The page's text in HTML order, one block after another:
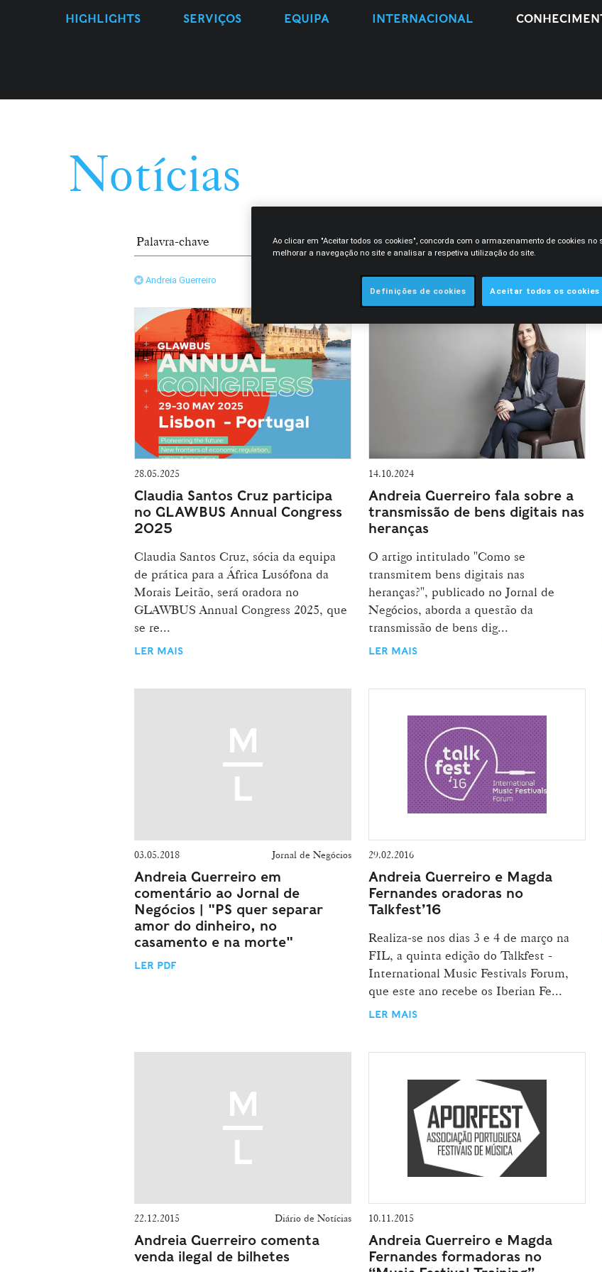
HIGHLIGHTS SERVIÇOS EQUIPA INTERNACIONAL
Notícias
TIPO SERVIÇOS EQUIPA ANO
Andreia Guerreiro
28.05.2025
Claudia Santos Cruz participa
no GLAWBUS Annual Congress
2025
Claudia Santos Cruz, sócia da equipa
de prática para a África Lusófona da
Morais Leitão, será oradora no
GLAWBUS Annual Congress 2025, que
se re...
LER MAIS
14.10.2024
Andreia Guerreiro fala sobre a
transmissão de bens digitais nas
heranças
O artigo intitulado "Como se
transmitem bens digitais nas
heranças?", publicado no Jornal de
Negócios, aborda a questão da
transmissão de bens dig...
LER MAIS
03.05.2018 Jornal de Negócios
Andreia Guerreiro em
comentário ao Jornal de
Negócios | "PS quer separar
amor do dinheiro, no
casamento e na morte"
LER PDF
29.02.2016
Andreia Guerreiro e Magda
Fernandes oradoras no
Talkfest’16
Realiza-se nos dias 3 e 4 de março na
FIL, a quinta edição do Talkfest -
International Music Festivals Forum,
que este ano recebe os Iberian Fe...
LER MAIS
22.12.2015 Diário de Notícias
Andreia Guerreiro comenta
venda ilegal de bilhetes
10.11.2015
Andreia Guerreiro e Magda
Fernandes formadoras no
Ao clicar em "Aceitar todos os cookies", concorda com o armazenamento de cookies no
melhorar a navegação no site e analisar a respetiva utilização do site.
Definições de cookies Aceitar todos os cookies